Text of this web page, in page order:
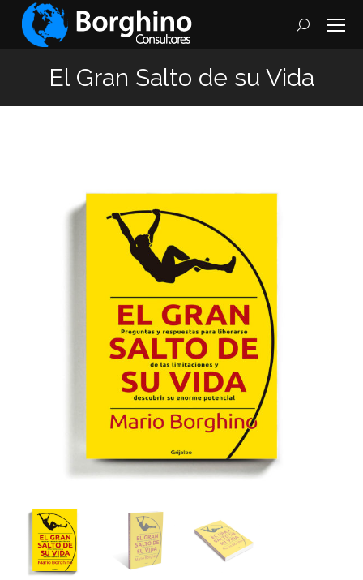
Search:
El Gran Salto de su Vida
You are here: